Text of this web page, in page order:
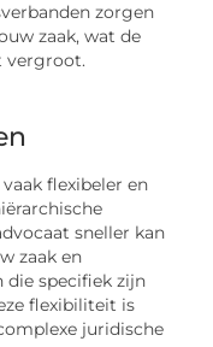
zorgen
zaak, wat de
vergroot.
flexibeler en
sneller kan
zaak en
die specifiek zijn
flexibiliteit is
juridische